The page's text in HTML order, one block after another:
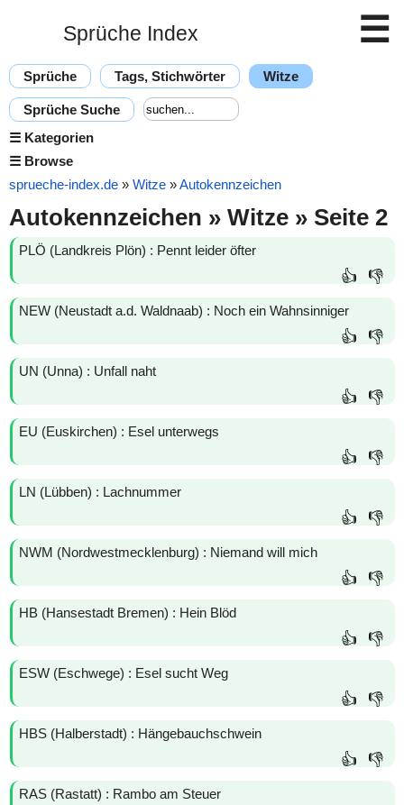
Sprüche Index ☰
Sprüche Tags, Stichwörter Witze
Sprüche Suche
☰ Kategorien
☰ Browse
sprueche-index.de » Witze »Autokennzeichen
Autokennzeichen » Witze » Seite 2
PLÖ (Landkreis Plön) : Pennt leider öfter
👍 👎
NEW (Neustadt a.d. Waldnaab) : Noch ein Wahnsinniger
👍 👎
UN (Unna) : Unfall naht
👍 👎
EU (Euskirchen) : Esel unterwegs
👍 👎
LN (Lübben) : Lachnummer
👍 👎
NWM (Nordwestmecklenburg) : Niemand will mich
👍 👎
HB (Hansestadt Bremen) : Hein Blöd
👍 👎
ESW (Eschwege) : Esel sucht Weg
👍 👎
HBS (Halberstadt) : Hängebauchschwein
👍 👎
RAS (Rastatt) : Rambo am Steuer